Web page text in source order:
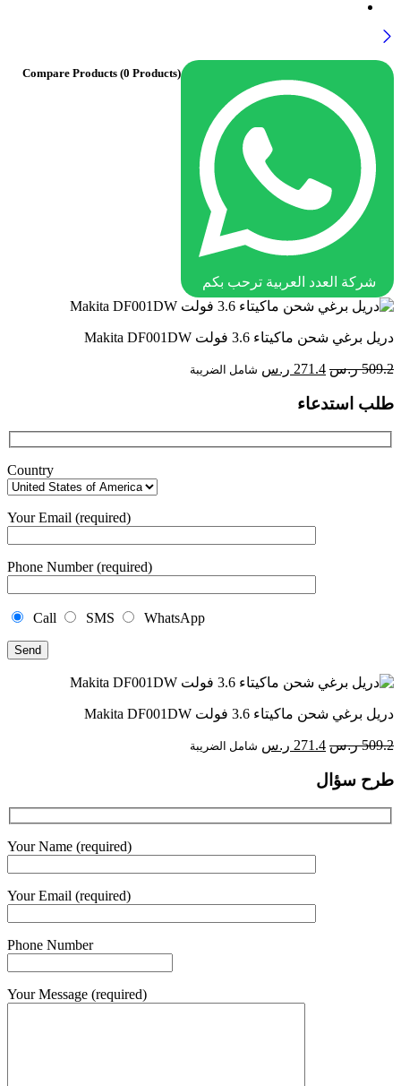
شركة العدد العربية ترحب بكم
Compare Products (0 Products)
دريل برغي شحن ماكيتاء 3.6 فولت Makita DF001DW
509.2 ر.س السعر
هو:
271.4 ر.س السعر
شامل الضريبة
طلب استدعاء
Country
Your Email (required)
Phone Number (required)
Call SMS WhatsApp
دريل برغي شحن ماكيتاء 3.6 فولت Makita DF001DW
509.2 ر.س السعر
هو:
271.4 ر.س السعر
شامل الضريبة
طرح سؤال
Your Name (required)
Your Email (required)
Phone Number
Your Message (required)